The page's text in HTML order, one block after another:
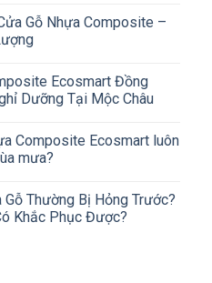
Gỗ Nhựa Composite –
Ecosmart Đồng
Dưỡng Tại Mộc Châu
Composite Ecosmart luôn
mưa?
Gỗ Thường Bị Hỏng Trước?
Khắc Phục Được?